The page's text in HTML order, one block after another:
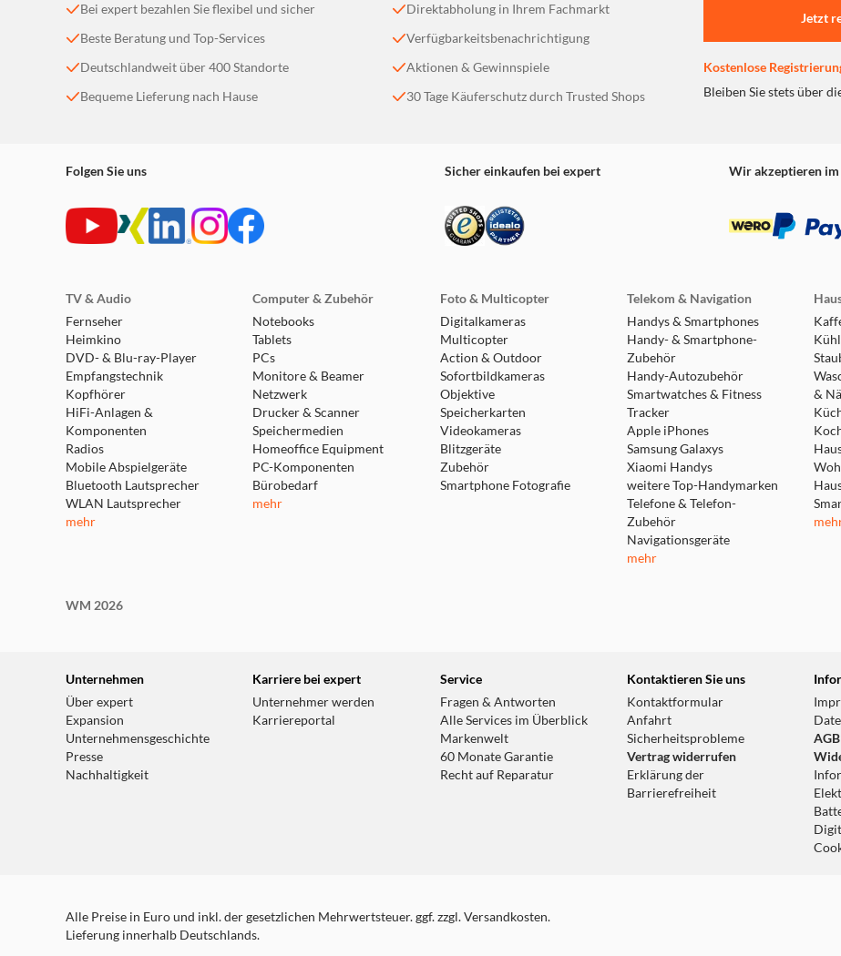
Bei expert bezahlen Sie flexibel und sicher
Beste Beratung und Top-Services
Deutschlandweit über 400 Standorte
Bequeme Lieferung nach Hause
Direktabholung in Ihrem Fachmarkt
Verfügbarkeitsbenachrichtigung
Aktionen & Gewinnspiele
30 Tage Käuferschutz durch Trusted Shops
Jetzt
Kostenlose
Bleiben Sie stets über
Folgen Sie uns Sicher einkaufen bei expert Wir akzeptieren
TV & Audio
Fernseher
Heimkino
DVD- & Blu-ray-Player
Empfangstechnik
Kopfhörer
HiFi-Anlagen &
Komponenten
Radios
Mobile Abspielgeräte
Bluetooth Lautsprecher
WLAN Lautsprecher
mehr
Computer & Zubehör
Notebooks
Tablets
PCs
Monitore & Beamer
Netzwerk
Drucker & Scanner
Speichermedien
Homeoffice Equipment
PC-Komponenten
Bürobedarf
mehr
Foto & Multicopter
Digitalkameras
Multicopter
Action & Outdoor
Sofortbildkameras
Objektive
Speicherkarten
Videokameras
Blitzgeräte
Zubehör
Smartphone Fotografie
Telekom & Navigation
Handys & Smartphones
Handy- & Smartphone-
Zubehör
Handy-Autozubehör
Smartwatches & Fitness
Tracker
Apple iPhones
Samsung Galaxys
Xiaomi Handys
weitere Top-Handymarken
Telefone & Telefon-
Zubehör
Navigationsgeräte
mehr
&
WM 2026
Unternehmen
Über expert
Expansion
Unternehmensgeschichte
Presse
Nachhaltigkeit
Karriere bei expert
Unternehmer werden
Karriereportal
Service
Fragen & Antworten
Alle Services im Überblick
Markenwelt
60 Monate Garantie
Recht auf Reparatur
Kontaktieren Sie uns
Kontaktformular
Anfahrt
Sicherheitsprobleme
Vertrag widerrufen
Erklärung der
Barrierefreiheit
Alle Preise in Euro und inkl. der gesetzlichen Mehrwertsteuer. ggf. zzgl. Versandkosten.
Lieferung innerhalb Deutschlands.